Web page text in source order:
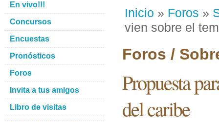
Inicio » Foros »
vien sobre el
Foros /
Propuesta
del caribe
En vivo!!!
Concursos
Encuestas
Pronósticos
Foros
Invita a tus amigos
Libro de visitas